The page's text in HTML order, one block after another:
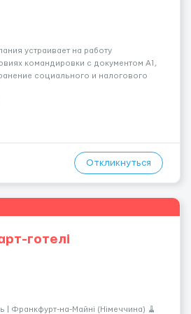
устраивает на работу
командировки с документом A1,
социального и налогового
стран с упрощенным доступом к
Откликнуться
готелі
| Франкфурт-на-Майні (Німеччина) 🧹